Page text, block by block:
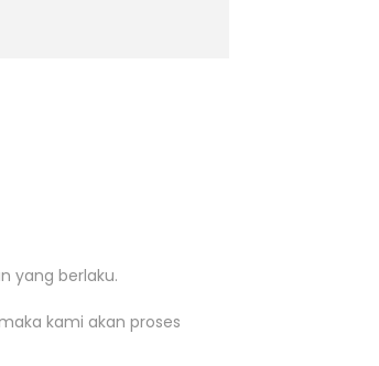
yang berlaku.
kami akan proses